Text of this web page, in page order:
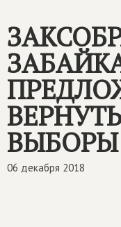
06 декабря 2018